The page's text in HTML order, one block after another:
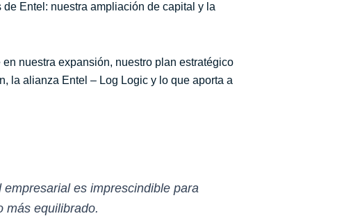
Entel: nuestra ampliación de capital y la
nuestra expansión, nuestro plan estratégico
la alianza Entel – Log Logic y lo que aporta a
es imprescindible para
más equilibrado.